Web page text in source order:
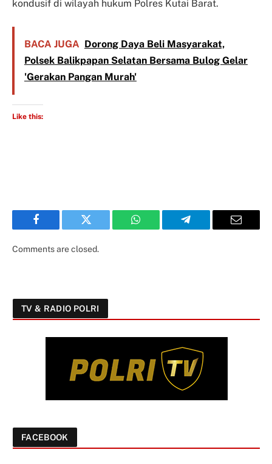
kondusif di wilayah hukum Polres Kutai Barat.
BACA JUGA Dorong Daya Beli Masyarakat,
Polsek Balikpapan Selatan Bersama Bulog Gelar
'Gerakan Pangan Murah'
Like this:
Facebook Twitter WhatsApp Telegram Email
Comments are closed.
TV & RADIO POLRI
FACEBOOK